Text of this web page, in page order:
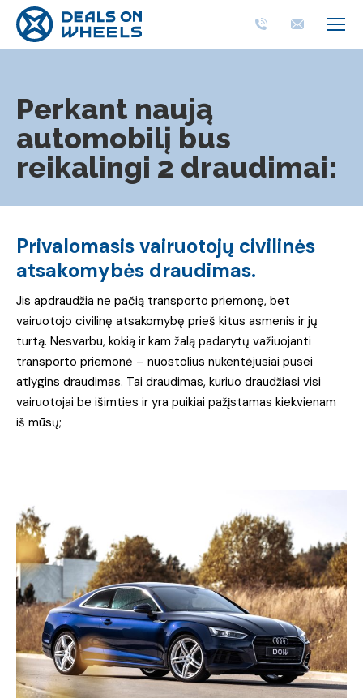
Perkant naują
automobilį bus
reikalingi 2 draudimai:
Privalomasis vairuotojų civilinės
atsakomybės draudimas.
Jis apdraudžia ne pačią transporto priemonę, bet
vairuotojo civilinę atsakomybę prieš kitus asmenis ir jų
turtą. Nesvarbu, kokią ir kam žalą padarytų važiuojanti
transporto priemonė – nuostolius nukentėjusiai pusei
atlygins draudimas. Tai draudimas, kuriuo draudžiasi visi
vairuotojai be išimties ir yra puikiai pažįstamas kiekvienam
iš mūsų;